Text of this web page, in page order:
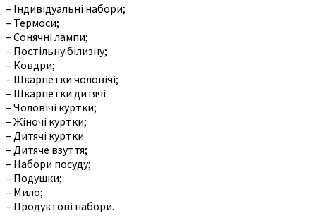
– Індивідуальні набори;
– Термоси;
– Сонячні лампи;
– Постільну білизну;
– Ковдри;
– Шкарпетки чоловічі;
– Шкарпетки дитячі
– Чоловічі куртки;
– Жіночі куртки;
– Дитячі куртки
– Дитяче взуття;
– Набори посуду;
– Подушки;
– Мило;
– Продуктові набори.